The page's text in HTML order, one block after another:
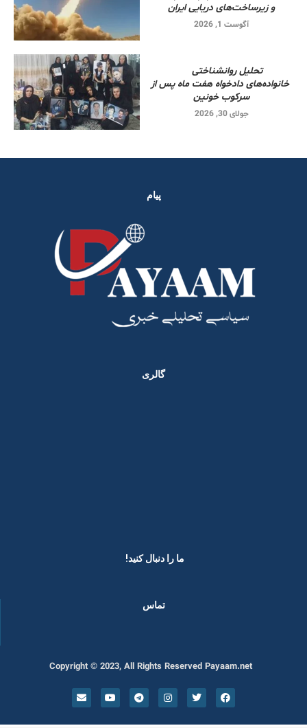
و زیرساخت‌های دریایی ایران
آگوست 1, 2026
تحلیل روانشناختی
خانواده‌های دادخواه هفت ماه پس از
سرکوب خونین
جولای 30, 2026
پیام
گالری
ما را دنبال کنید! ​
تماس
Copyright © 2023, All Rights Reserved Payaam.net